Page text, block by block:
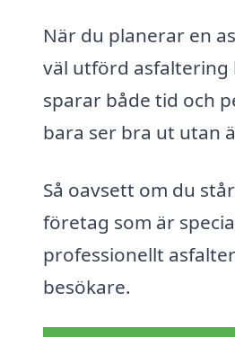
När du planerar en
väl utförd asfaltering
sparar både tid och
bara ser bra ut utan
Så oavsett om du
företag som är
professionellt
besökare.